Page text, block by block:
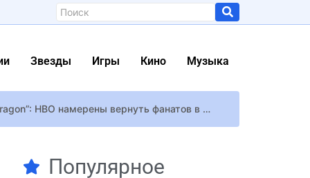
Звезды Игры Кино Музыка
Многообещающее обновление информации о релизе второго сезона “House of the Dragon”: HBO намерены вернуть фанатов в Вестерос уже в 2024 году
Популярное